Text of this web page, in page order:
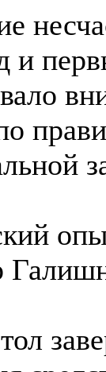
и